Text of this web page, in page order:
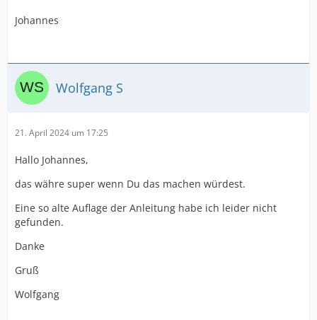
Johannes
Wolfgang S
21. April 2024 um 17:25
Hallo Johannes,
das währe super wenn Du das machen würdest.
Eine so alte Auflage der Anleitung habe ich leider nicht
gefunden.
Danke
Gruß
Wolfgang